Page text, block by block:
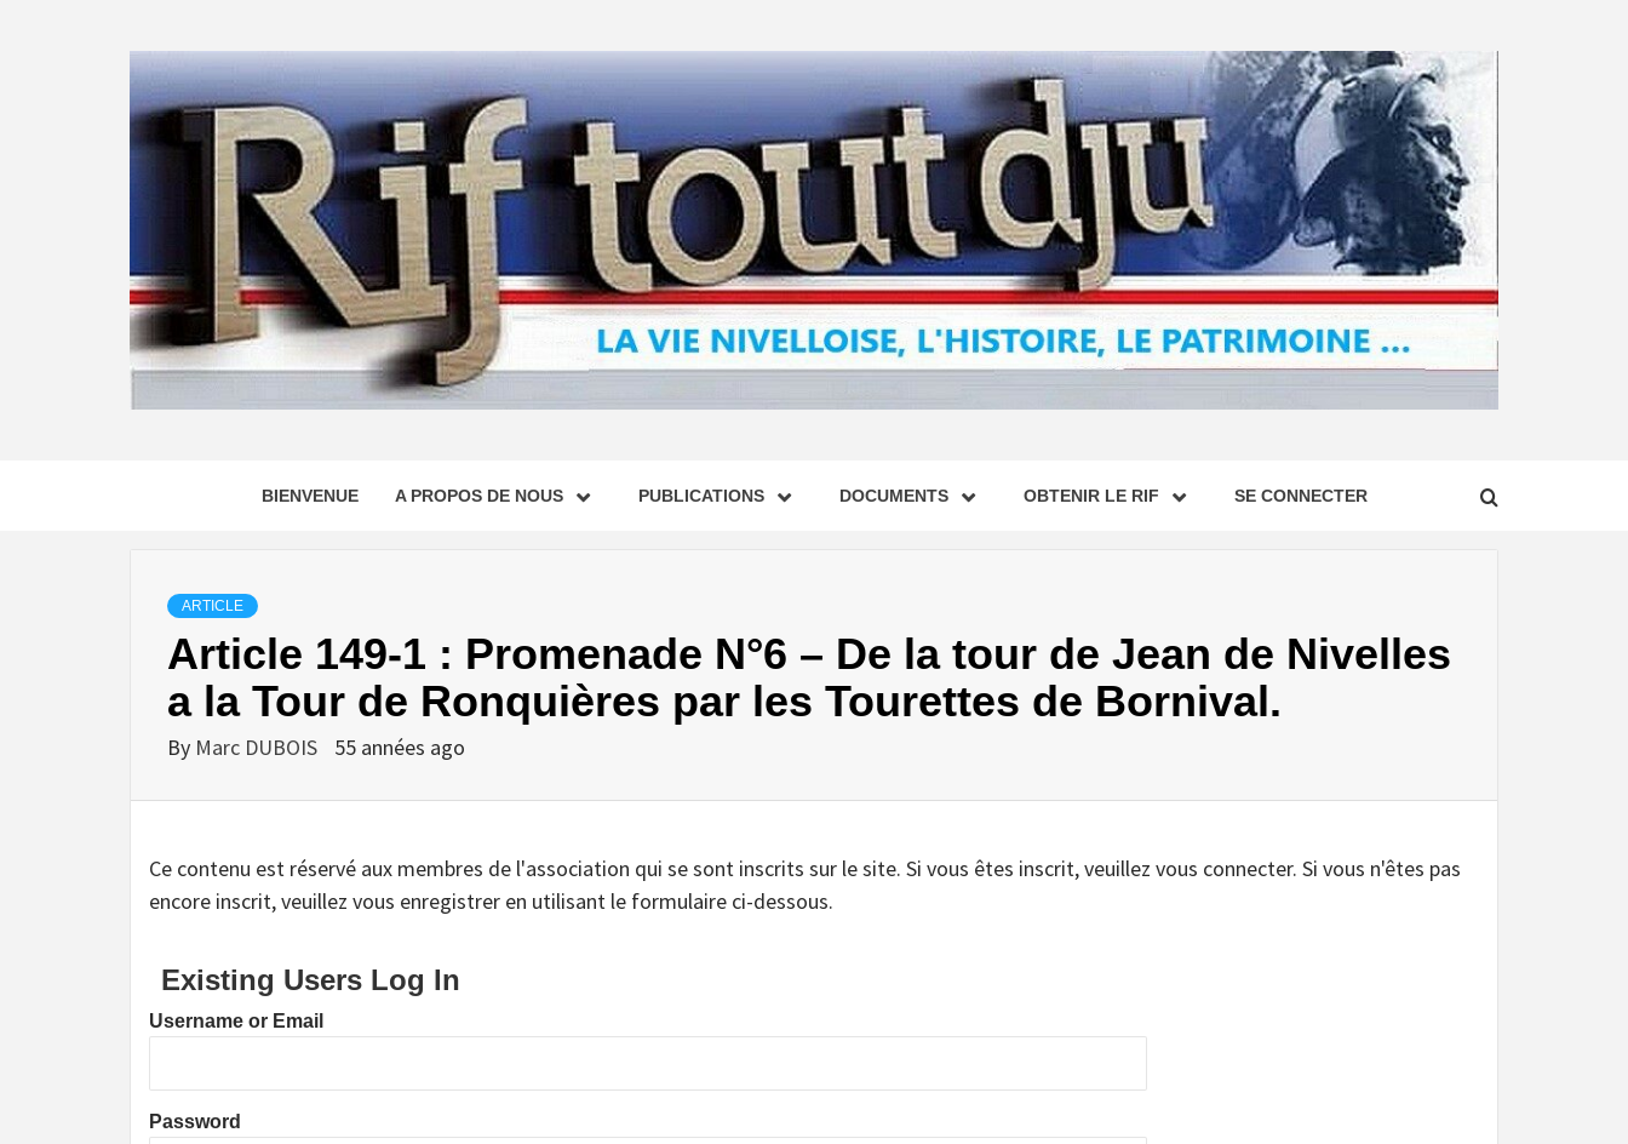
BIENVENUE A PROPOS DE NOUS PUBLICATIONS DOCUMENTS OBTENIR LE RIF SE CONNECTER
ARTICLE
Article 149-1 : Promenade N°6 – De la tour de Jean de Nivelles
a la Tour de Ronquières par les Tourettes de Bornival.
By Marc DUBOIS 55 années ago
Ce contenu est réservé aux membres de l'association qui se sont inscrits sur le site. Si vous êtes inscrit, veuillez vous connecter. Si vous n'êtes pas
encore inscrit, veuillez vous enregistrer en utilisant le formulaire ci-dessous.
Existing Users Log In
Username or Email
Password